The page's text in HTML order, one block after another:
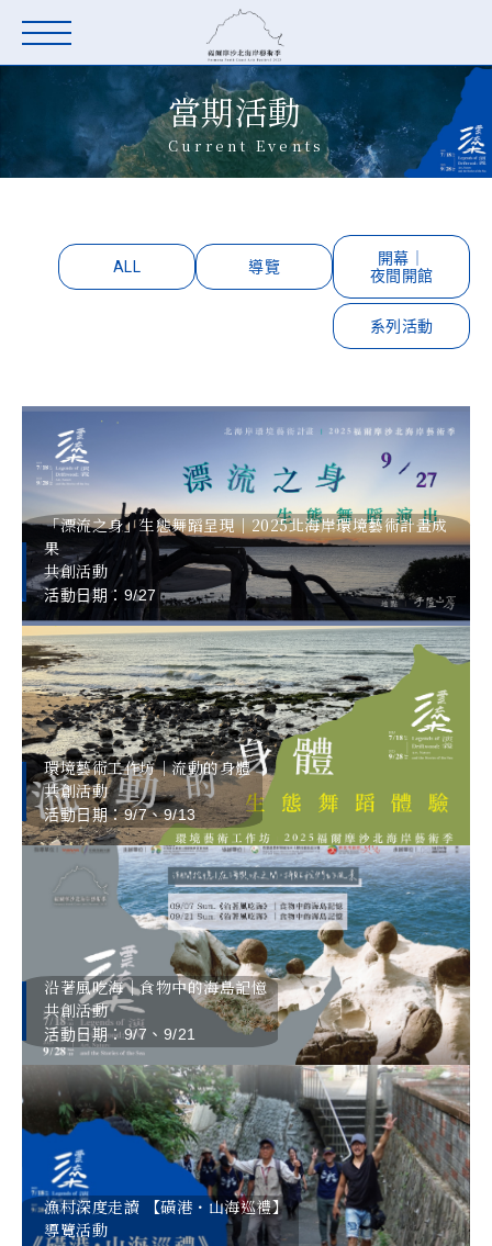
當期活動
Current Events
ALL 導覽
開幕｜
夜間開館
系列活動
「漂流之身」生態舞蹈呈現｜2025北海岸環境藝術計畫成
果
共創活動
活動日期：9/27
環境藝術工作坊｜流動的身體
共創活動
活動日期：9/7、9/13
沿著風吃海｜食物中的海島記憶
共創活動
活動日期：9/7、9/21
漁村深度走讀 【磺港・山海巡禮】
導覽活動